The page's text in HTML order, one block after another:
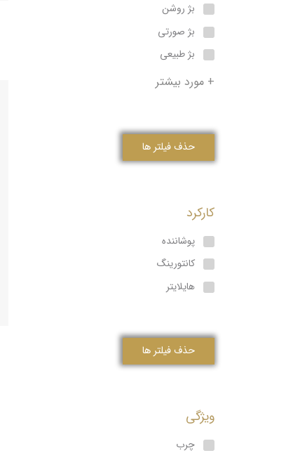
بژ روشن
بژ صورتی
بژ طبیعی
+ مورد بیشتر
حذف فیلتر ها
کارکرد
پوشاننده
کانتورینگ
هایلایتر
حذف فیلتر ها
ویژگی
چرب